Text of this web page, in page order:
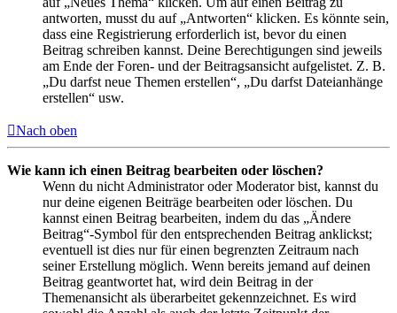
antworten, musst du auf „Antworten“ klicken. Es könnte sein,
dass eine Registrierung erforderlich ist, bevor du einen
Beitrag schreiben kannst. Deine Berechtigungen sind jeweils
am Ende der Foren- und der Beitragsansicht aufgelistet. Z. B.
„Du darfst neue Themen erstellen“, „Du darfst Dateianhänge
erstellen“ usw.
Nach oben
Wie kann ich einen Beitrag bearbeiten oder löschen?
Wenn du nicht Administrator oder Moderator bist, kannst du
nur deine eigenen Beiträge bearbeiten oder löschen. Du
kannst einen Beitrag bearbeiten, indem du das „Ändere
Beitrag“-Symbol für den entsprechenden Beitrag anklickst;
eventuell ist dies nur für einen begrenzten Zeitraum nach
seiner Erstellung möglich. Wenn bereits jemand auf deinen
Beitrag geantwortet hat, wird dein Beitrag in der
Themenansicht als überarbeitet gekennzeichnet. Es wird